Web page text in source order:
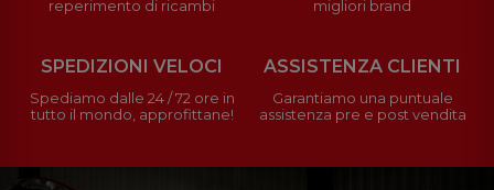
reperimento di ricambi
migliori brand
SPEDIZIONI VELOCI
Spediamo dalle 24 / 72 ore in
tutto il mondo, approfittane!
ASSISTENZA CLIENTI
Garantiamo una puntuale
assistenza pre e post vendita